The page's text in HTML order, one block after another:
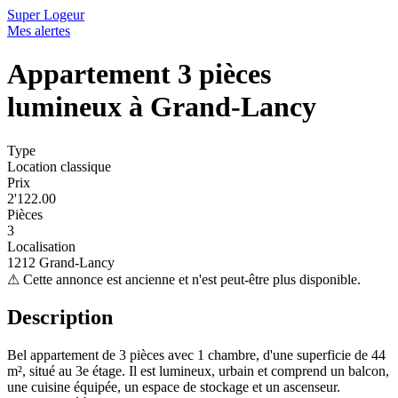
Super Logeur
Mes alertes
Appartement 3 pièces
lumineux à Grand-Lancy
Type
Location classique
Prix
2'122.00
Pièces
3
Localisation
1212 Grand-Lancy
⚠ Cette annonce est ancienne et n'est peut-être plus disponible.
Description
Bel appartement de 3 pièces avec 1 chambre, d'une superficie de 44
m², situé au 3e étage. Il est lumineux, urbain et comprend un balcon,
une cuisine équipée, un espace de stockage et un ascenseur.